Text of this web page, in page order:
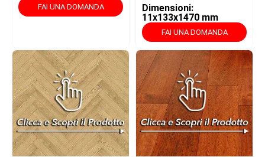
FAI UNA DOMANDA
Dimensioni:
11x133x1470 mm
FAI UNA DOMANDA